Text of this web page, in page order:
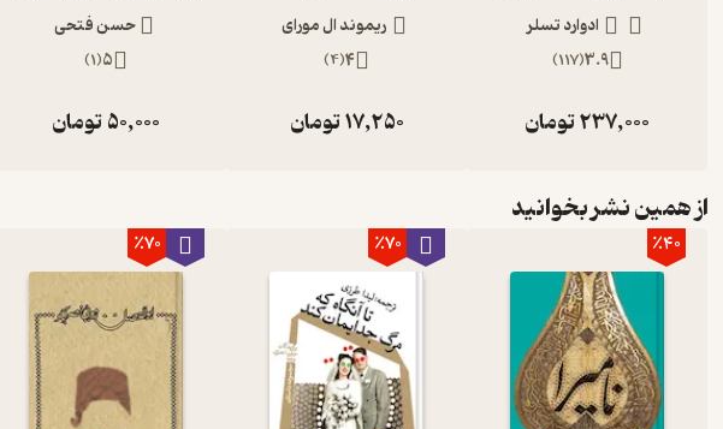
ادوارد تسلر
3.9
(
117
)
237,000تومان
ریموند ال مورای
4
(
4
)
17,250تومان
حسن فتحی
5
(
1
)
50,000تومان
از همین نشر بخوانید
٪40 ٪70 ٪70